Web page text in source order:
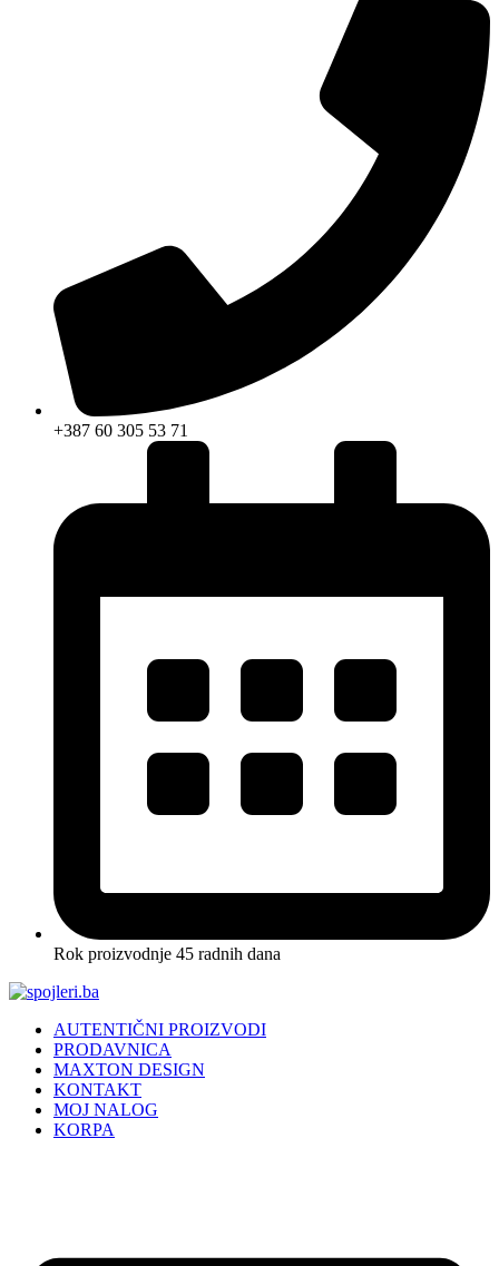
+387 60 305 53 71
Rok proizvodnje 45 radnih dana
AUTENTIČNI PROIZVODI
PRODAVNICA
MAXTON DESIGN
KONTAKT
MOJ NALOG
KORPA